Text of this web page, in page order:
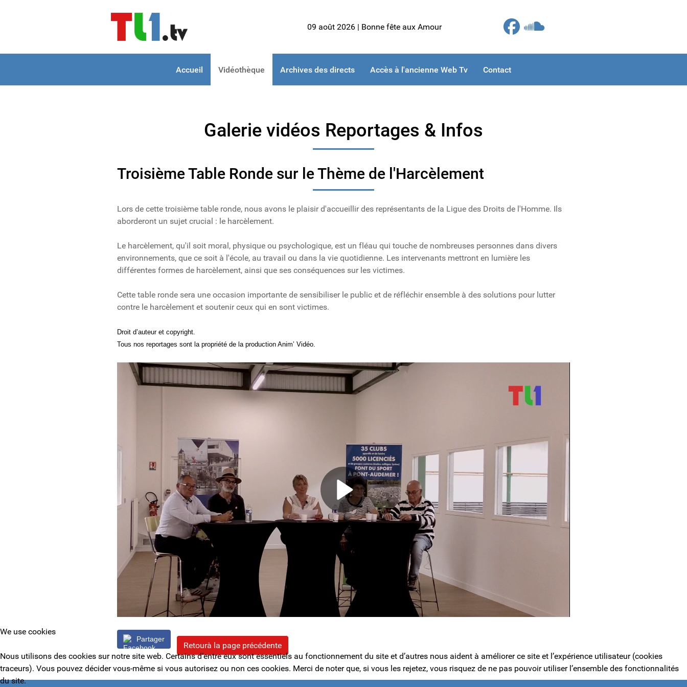
09 août 2026 | Bonne fête aux Amour
Accueil Vidéothèque Archives des directs Accès à l'ancienne Web Tv Contact
Galerie vidéos Reportages & Infos
Troisième Table Ronde sur le Thème de l'Harcèlement
Lors de cette troisième table ronde, nous avons le plaisir d'accueillir des représentants de la Ligue des Droits de l'Homme. Ils
aborderont un sujet crucial : le harcèlement.
Le harcèlement, qu'il soit moral, physique ou psychologique, est un fléau qui touche de nombreuses personnes dans divers
environnements, que ce soit à l'école, au travail ou dans la vie quotidienne. Les intervenants mettront en lumière les
différentes formes de harcèlement, ainsi que ses conséquences sur les victimes.
Cette table ronde sera une occasion importante de sensibiliser le public et de réfléchir ensemble à des solutions pour lutter
contre le harcèlement et soutenir ceux qui en sont victimes.
Droit d’auteur et copyright.
Tous nos reportages sont la propriété de la production Anim’ Vidéo.
Partager
Retourà la page précédente
We use cookies
Nous utilisons des cookies sur notre site web. Certains d’entre eux sont essentiels au fonctionnement du site et d’autres nous aident à améliorer ce site et l’expérience utilisateur (cookies
traceurs). Vous pouvez décider vous-même si vous autorisez ou non ces cookies. Merci de noter que, si vous les rejetez, vous risquez de ne pas pouvoir utiliser l’ensemble des fonctionnalités
du site.